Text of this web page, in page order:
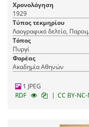
Χρονολόγηση
1929
Τύπος τεκμηρίου
Λαογραφικό δελτίο,
Τόπος
Πυργί
Φορέας
Ακαδημία Αθηνών
1 JPEG
RDF
| CC BY-